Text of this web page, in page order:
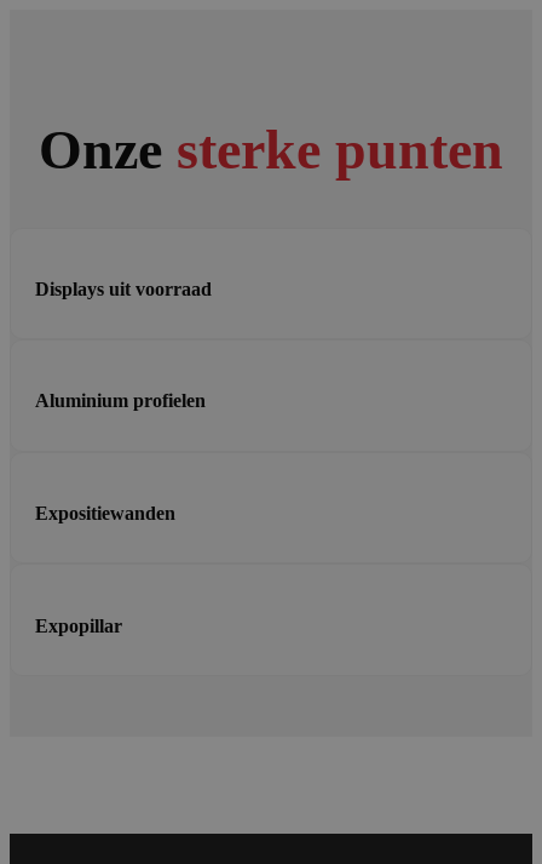
Onze sterke punten
Displays uit voorraad
Aluminium profielen
Expositiewanden
Expopillar